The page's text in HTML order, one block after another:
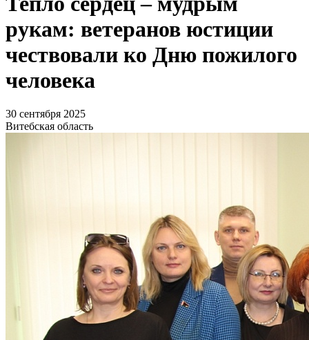
рукам: ветеранов юстиции
чествовали ко Дню пожилого
человека
30 сентября 2025
Витебская область